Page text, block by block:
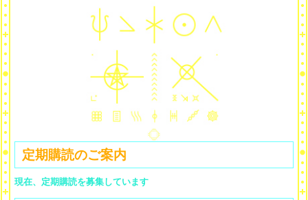
定期購読のご案内
現在、定期購読を募集しています